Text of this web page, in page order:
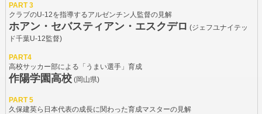
PART 3
クラブのU-12を指導するアルゼンチン人監督の見解
ホアン・セバスティアン・エスクデロ (ジェフユナイテッ
ド千葉U-12監督)
PART4
高校サッカー部による「うまい選手」育成
作陽学園高校(岡山県)
PART 5
久保建英ら日本代表の成長に関わった育成マスターの見解